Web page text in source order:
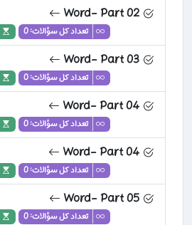
تعداد کل سؤالات: 0
تعداد کل سؤالات: 0
تعداد کل سؤالات: 0
تعداد کل سؤالات: 0
تعداد کل سؤالات: 0